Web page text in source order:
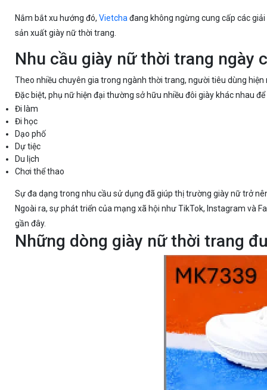
Nắm bắt xu hướng đó, Vietcha đang không ngừng cung cấp các
sản xuất giày nữ thời trang.
Nhu cầu giày nữ thời trang ngày
Theo nhiều chuyên gia trong ngành thời trang, người tiêu dùng
Đặc biệt, phụ nữ hiện đại thường sở hữu nhiều đôi giày khác nhau
Đi làm
Đi học
Dạo phố
Dự tiệc
Du lịch
Chơi thể thao
Sự đa dạng trong nhu cầu sử dụng đã giúp thị trường giày nữ trở
Ngoài ra, sự phát triển của mạng xã hội như TikTok, Instagram và
gần đây.
Những dòng giày nữ thời trang